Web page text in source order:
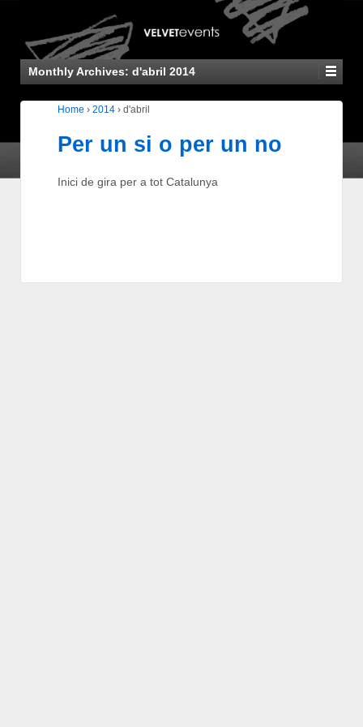
Monthly Archives: d'abril 2014
Home › 2014 › d'abril
Per un si o per un no
Inici de gira per a tot Catalunya